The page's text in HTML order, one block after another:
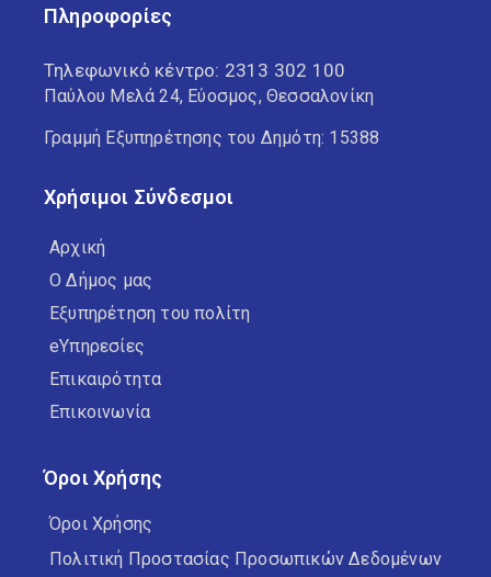
Πληροφορίες
Τηλεφωνικό κέντρο: 2313 302 100
Παύλου Μελά 24, Εύοσμος, Θεσσαλονίκη
Γραμμή Εξυπηρέτησης του Δημότη: 15388
Χρήσιμοι Σύνδεσμοι
Αρχική
Ο Δήμος μας
Εξυπηρέτηση του πολίτη
eΥπηρεσίες
Επικαιρότητα
Επικοινωνία
Όροι Χρήσης
Όροι Χρήσης
Πολιτική Προστασίας Προσωπικών Δεδομένων